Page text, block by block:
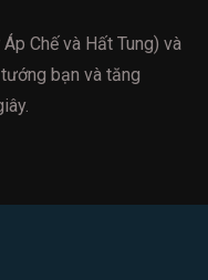
Chế và Hất Tung) và
bạn và tăng